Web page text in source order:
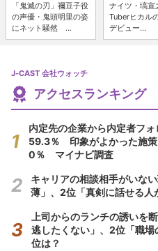
「鬼滅の刃」禰豆子役
の声優・鬼頭明里の姿
にネット騒然 ...
ナイツ・塙宣
Tuberヒカル
デビュー...
J-CAST 会社ウォッチ
アクセスランキング
内定先の企業から内定者フ
59.3％ 印象がよかった施策
0％ マイナビ調査
キャリアの相談相手がいな
薄」、2位「真剣に話せる人
上司からのランチの誘い
逃したくない」、2位「職
位は？